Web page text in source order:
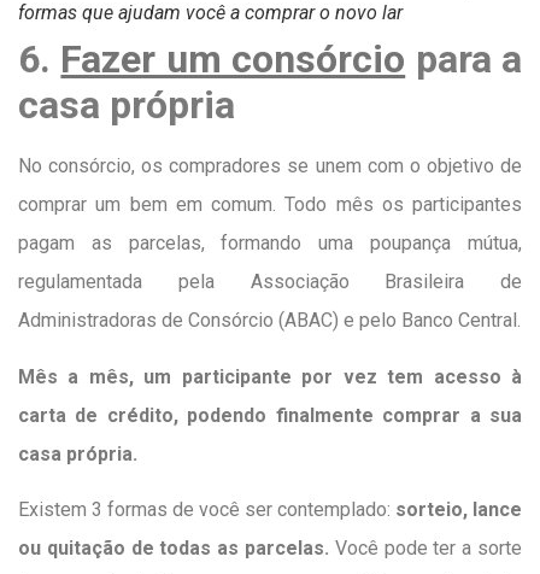
formas que ajudam você a comprar o novo lar
6. Fazer um consórcio para a
casa própria
No consórcio, os compradores se unem com o objetivo de
comprar um bem em comum. Todo mês os participantes
pagam as parcelas, formando uma poupança mútua,
regulamentada pela Associação Brasileira de
Administradoras de Consórcio (ABAC) e pelo Banco Central.
Mês a mês, um participante por vez tem acesso à
carta de crédito, podendo finalmente comprar a sua
casa própria.
Existem 3 formas de você ser contemplado: sorteio, lance
ou quitação de todas as parcelas. Você pode ter a sorte